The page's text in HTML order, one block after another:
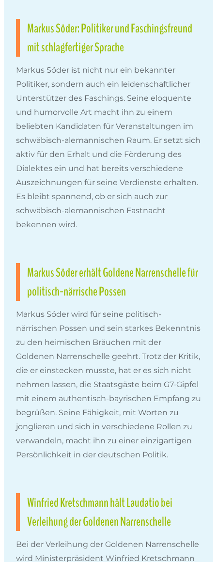
Markus Söder: Politiker und Faschingsfreund
mit schlagfertiger Sprache
Markus Söder ist nicht nur ein bekannter
Politiker, sondern auch ein leidenschaftlicher
Unterstützer des Faschings. Seine eloquente
und humorvolle Art macht ihn zu einem
beliebten Kandidaten für Veranstaltungen im
schwäbisch-alemannischen Raum. Er setzt sich
aktiv für den Erhalt und die Förderung des
Dialektes ein und hat bereits verschiedene
Auszeichnungen für seine Verdienste erhalten.
Es bleibt spannend, ob er sich auch zur
schwäbisch-alemannischen Fastnacht
bekennen wird.
Markus Söder erhält Goldene Narrenschelle für
politisch-närrische Possen
Markus Söder wird für seine politisch-
närrischen Possen und sein starkes Bekenntnis
zu den heimischen Bräuchen mit der
Goldenen Narrenschelle geehrt. Trotz der Kritik,
die er einstecken musste, hat er es sich nicht
nehmen lassen, die Staatsgäste beim G7-Gipfel
mit einem authentisch-bayrischen Empfang zu
begrüßen. Seine Fähigkeit, mit Worten zu
jonglieren und sich in verschiedene Rollen zu
verwandeln, macht ihn zu einer einzigartigen
Persönlichkeit in der deutschen Politik.
Winfried Kretschmann hält Laudatio bei
Verleihung der Goldenen Narrenschelle
Bei der Verleihung der Goldenen Narrenschelle
wird Ministerpräsident Winfried Kretschmann